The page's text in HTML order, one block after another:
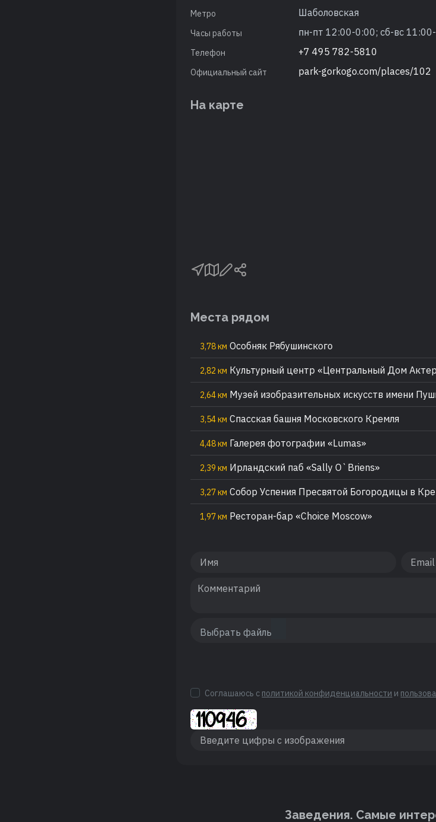
Метро Шаболовская
Часы работы пн-пт 12:00-0:00; сб-вс
Телефон +7 495 782-5810
Официальный сайт park-gorkogo.com/places/102
На карте
Места рядом
3,78 км Особняк Рябушинского
2,82 км Культурный центр «Центральный Дом
2,64 км Музей изобразительных искусств имени
3,54 км Спасская башня Московского Кремля
4,48 км Галерея фотографии «Lumas»
2,39 км Ирландский паб «Sally O`Briens»
3,27 км Собор Успения Пресвятой Богородицы в
1,97 км Ресторан-бар «Choice Moscow»
Соглашаюсь с политикой конфиденциальности и
Заведения. Cамые